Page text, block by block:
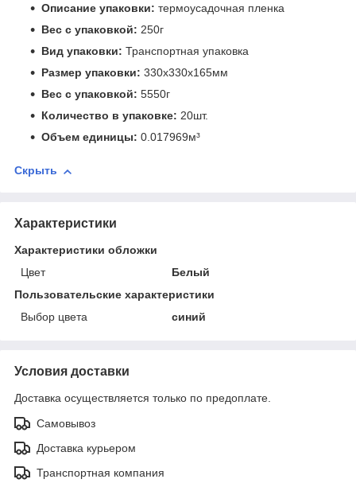
Описание упаковки: термоусадочная пленка
Вес с упаковкой: 250г
Вид упаковки: Транспортная упаковка
Размер упаковки: 330x330x165мм
Вес с упаковкой: 5550г
Количество в упаковке: 20шт.
Объем единицы: 0.017969м³
Скрыть
Характеристики
Характеристики обложки
Цвет
Белый
Пользовательские характеристики
Выбор цвета
синий
Условия доставки
Доставка осуществляется только по предоплате.
Самовывоз
Доставка курьером
Транспортная компания